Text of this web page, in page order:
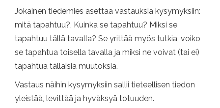
Jokainen tiedemies asettaa vastauksia kysymyksiin:
mitä tapahtuu?, Kuinka se tapahtuu? Miksi se
tapahtuu tällä tavalla? Se yrittää myös tutkia, voiko
se tapahtua toisella tavalla ja miksi ne voivat (tai ei)
tapahtua tällaisia ​​muutoksia.
Vastaus näihin kysymyksiin sallii tieteellisen tiedon
yleistää, levittää ja hyväksyä totuuden.